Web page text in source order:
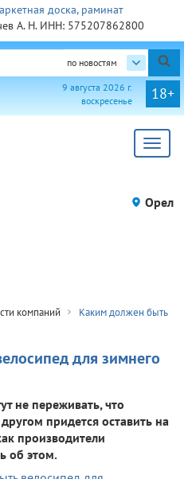
А. Н. ИНН: 575207862800
по новостям
18+
9 августа 2026 г.
воскресенье
Toggle
Орел
компаний
Каким должен быть
для зимнего
не переживать, что
придется оставить на
производители
об этом.